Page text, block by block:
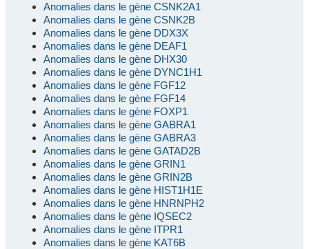
Anomalies dans le gène CSNK2A1
Anomalies dans le gène CSNK2B
Anomalies dans le gène DDX3X
Anomalies dans le gène DEAF1
Anomalies dans le gène DHX30
Anomalies dans le gène DYNC1H1
Anomalies dans le gène FGF12
Anomalies dans le gène FGF14
Anomalies dans le gène FOXP1
Anomalies dans le gène GABRA1
Anomalies dans le gène GABRA3
Anomalies dans le gène GATAD2B
Anomalies dans le gène GRIN1
Anomalies dans le gène GRIN2B
Anomalies dans le gène HIST1H1E
Anomalies dans le gène HNRNPH2
Anomalies dans le gène IQSEC2
Anomalies dans le gène ITPR1
Anomalies dans le gène KAT6B